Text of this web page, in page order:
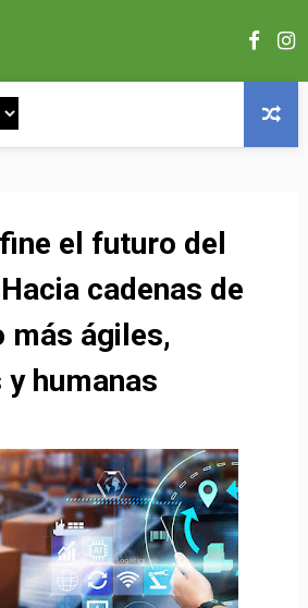
el futuro del
cadenas de
más ágiles,
humanas